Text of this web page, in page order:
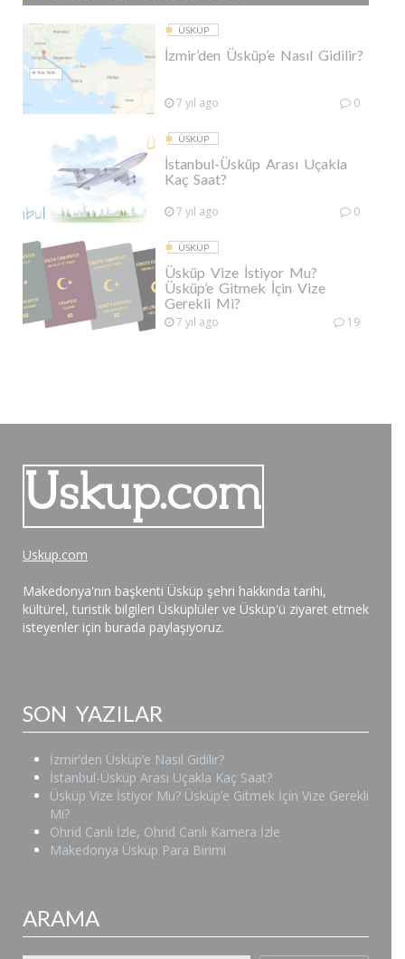
ÜSKÜP
İzmir’den Üsküp’e Nasıl Gidilir?
7 yıl ago 0
ÜSKÜP
İstanbul-Üsküp Arası Uçakla
Kaç Saat?
7 yıl ago 0
ÜSKÜP
Üsküp Vize İstiyor Mu?
Üsküp’e Gitmek İçin Vize
Gerekli Mi?
7 yıl ago 19
Uskup.com
Makedonya'nın başkenti Üsküp şehri hakkında tarihi,
kültürel, turistik bilgileri Üsküplüler ve Üsküp'ü ziyaret etmek
isteyenler için burada paylaşıyoruz.
SON YAZILAR
İzmir’den Üsküp’e Nasıl Gidilir?
İstanbul-Üsküp Arası Uçakla Kaç Saat?
Üsküp Vize İstiyor Mu? Üsküp’e Gitmek İçin Vize Gerekli
Mi?
Ohrid Canlı İzle, Ohrid Canlı Kamera İzle
Makedonya Üsküp Para Birimi
ARAMA